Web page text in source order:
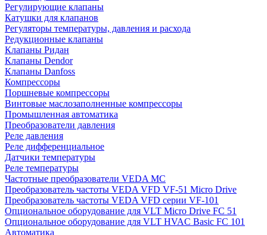
Регулирующие клапаны
Катушки для клапанов
Регуляторы температуры, давления и расхода
Редукционные клапаны
Клапаны Ридан
Клапаны Dendor
Клапаны Danfoss
Компрессоры
Поршневые компрессоры
Винтовые маслозаполненные компрессоры
Промышленная автоматика
Преобразователи давления
Реле давления
Реле дифференциальное
Датчики температуры
Реле температуры
Частотные преобразователи VEDA MC
Преобразователь частоты VEDA VFD VF-51 Micro Drive
Преобразователь частоты VEDA VFD серии VF-101
Опциональное оборудование для VLT Micro Drive FC 51
Опциональное оборудование для VLT HVAC Basic FC 101
Автоматика